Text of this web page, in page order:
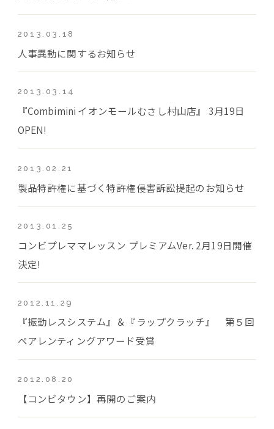
2013.03.18
人事異動に関するお知らせ
2013.03.14
『Combimini イオンモールむさし村山店』 3月19日
OPEN!
2013.02.21
製品特許権に基づく特許権侵害訴訟提起のお知らせ
2013.01.25
コンビプレママレッスン プレミアムVer. 2月19日開催
決定!
2012.11.29
『振動レスシステム』＆『ラップクラッチ』 第５回
ペアレンティングアワード受賞
2012.08.20
【コンビタウン】再開のご案内